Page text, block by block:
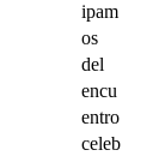
ipam
os
del
encu
entro
celeb